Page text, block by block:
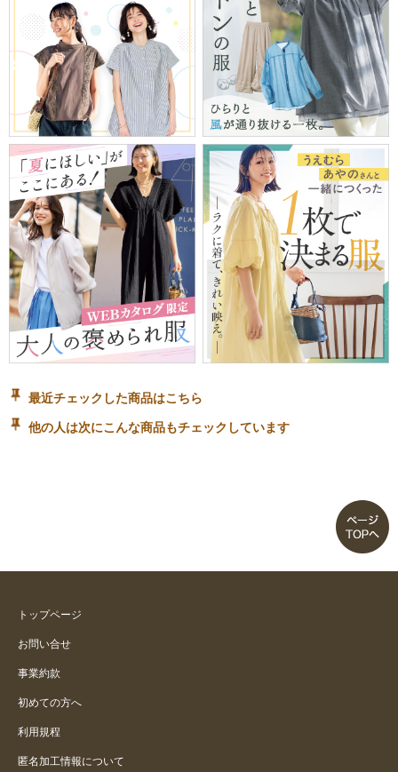
最近チェックした商品はこちら
他の人は次にこんな商品もチェックしています
トップページ
お問い合せ
事業約款
初めての方へ
利用規程
匿名加工情報について